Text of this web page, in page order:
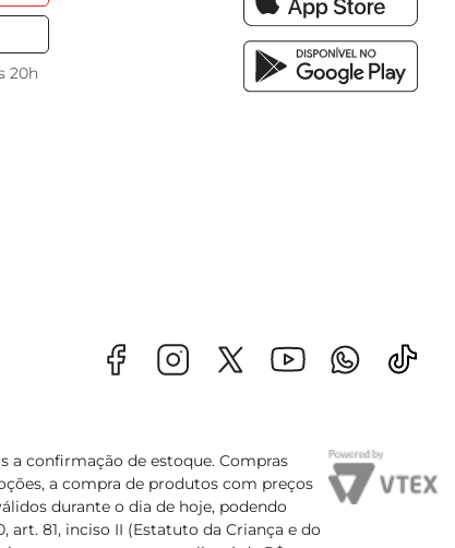
20h
a confirmação de estoque. Compras
a compra de produtos com preços
durante o dia de hoje, podendo
art. 81, inciso II (Estatuto da Criança e do